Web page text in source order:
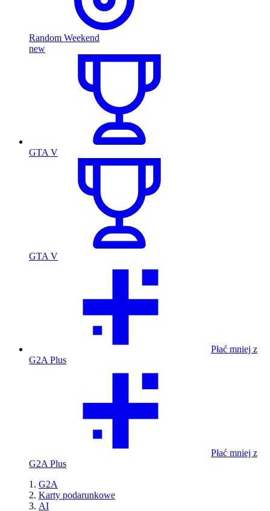
Random Weekend
new
GTA V
GTA V
Płać mniej z
G2A Plus
Płać mniej z
G2A Plus
G2A
Karty podarunkowe
AI